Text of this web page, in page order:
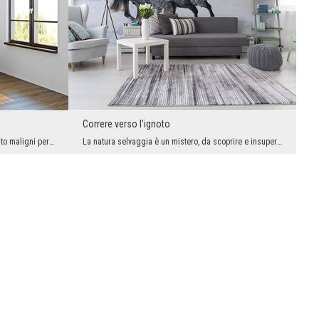
Si dice che siano piuttosto sciocchi e molto maligni per natura. Queste qualità negative non sign...
Correre verso l'ignoto
La natura selvaggia è un mistero, da scoprire e insuperabile. Se abbiamo la forza, non possiamo c...